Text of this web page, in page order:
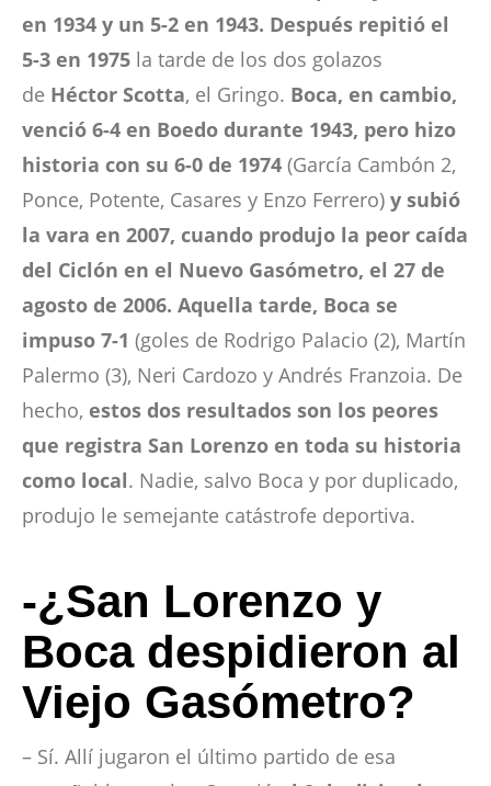
en 1934 y un 5-2 en 1943. Después repitió el
5-3 en 1975 la tarde de los dos golazos
de Héctor Scotta, el Gringo. Boca, en cambio,
venció 6-4 en Boedo durante 1943, pero hizo
historia con su 6-0 de 1974 (García Cambón 2,
Ponce, Potente, Casares y Enzo Ferrero) y subió
la vara en 2007, cuando produjo la peor caída
del Ciclón en el Nuevo Gasómetro, el 27 de
agosto de 2006. Aquella tarde, Boca se
impuso 7-1 (goles de Rodrigo Palacio (2), Martín
Palermo (3), Neri Cardozo y Andrés Franzoia. De
hecho, estos dos resultados son los peores
que registra San Lorenzo en toda su historia
como local. Nadie, salvo Boca y por duplicado,
produjo le semejante catástrofe deportiva.
-¿San Lorenzo y
Boca despidieron al
Viejo Gasómetro?
– Sí. Allí jugaron el último partido de esa